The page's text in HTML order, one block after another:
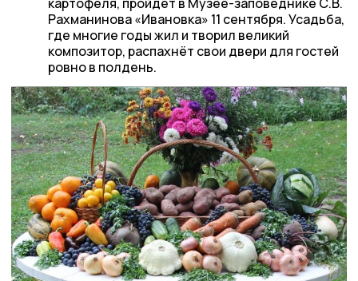
Рахманинова «Ивановка» 11 сентября. Усадьба,
где многие годы жил и творил великий
композитор, распахнёт свои двери для гостей
ровно в полдень.